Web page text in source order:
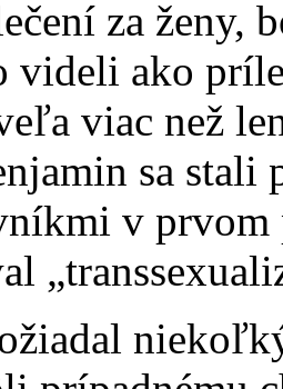
za ženy,
videli ako
viac než
sa stali
v prvom